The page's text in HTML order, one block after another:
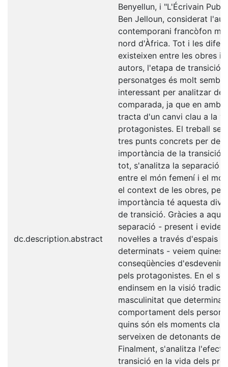
dc.description.abstract
Benyellun, i "L'Écrivain
Ben Jelloun, considerat
contemporani francòfon
nord d'Àfrica. Tot i les
existeixen entre les obres i
autors, l'etapa de transició
personatges és molt
interessant per analitzar de
comparada, ja que en
tracta d'un canvi clau a la
protagonistes. El treball se
tres punts concrets per
importància de la transició.
tot, s'analitza la separació
entre el món femení i el
el context de les obres, per
importància té aquesta
de transició. Gràcies a
separació - present i
novel·les a través d'espais
determinats - veiem quines
conseqüències d'esdevenir
pels protagonistes. En el
endinsem en la visió
masculinitat que determina
comportament dels
quins són els moments clau
serveixen de detonants de
Finalment, s'analitza
transició en la vida dels